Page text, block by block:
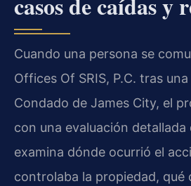
Cuando una persona se
Offices Of SRIS, P.C. tras
Condado de James City, el
con una evaluación detallada
examina dónde ocurrió el
controlaba la propiedad, qué